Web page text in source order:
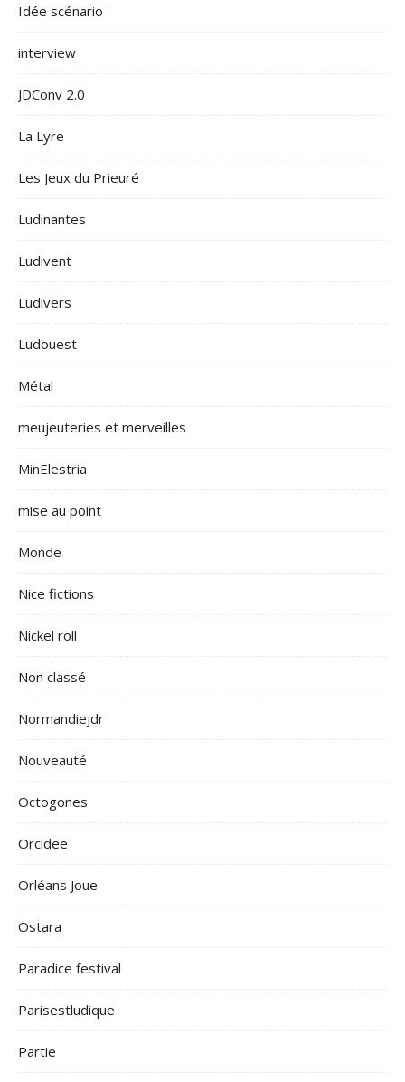
Idée scénario
interview
JDConv 2.0
La Lyre
Les Jeux du Prieuré
Ludinantes
Ludivent
Ludivers
Ludouest
Métal
meujeuteries et merveilles
MinElestria
mise au point
Monde
Nice fictions
Nickel roll
Non classé
Normandiejdr
Nouveauté
Octogones
Orcidee
Orléans Joue
Ostara
Paradice festival
Parisestludique
Partie